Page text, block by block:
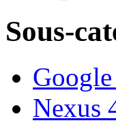
Sous-
Nexus